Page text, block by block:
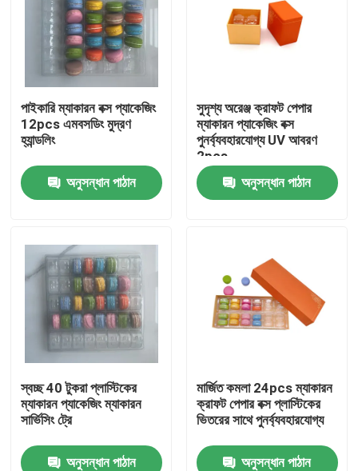
বাড়ি
ভিডিও
আমাদের সম্বন্ধে
কারখানা পরিদর্শন
পাইকারি ম্যাকারন বক্স প্যাকেজিং
12pcs এমবসডিং মুদ্রণ
হ্যান্ডলিং
অনুসন্ধান পাঠান
সুদৃশ্য অরেঞ্জ ক্রাফট পেপার
ম্যাকারন প্যাকেজিং বক্স
পুনর্ব্যবহারযোগ্য UV আবরণ
2pcs
অনুসন্ধান পাঠান
স্বচ্ছ 40 টুকরা প্লাস্টিকের
ম্যাকারন প্যাকেজিং ম্যাকারন
সার্ভিসিং ট্রে
অনুসন্ধান পাঠান
মার্জিত কমলা 24pcs ম্যাকারন
ক্রাফট পেপার বক্স প্লাস্টিকের
ভিতরের সাথে পুনর্ব্যবহারযোগ্য
অনুসন্ধান পাঠান